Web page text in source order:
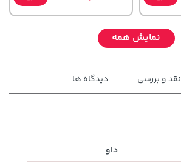
70,000 تومان
90,000
نمایش همه
نقد و بررسی دیدگاه ها
داو